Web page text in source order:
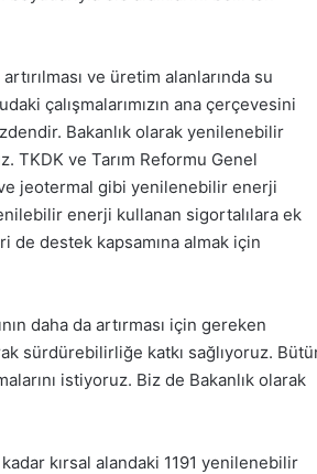
ve üretim alanlarında su
çalışmalarımızın ana çerçevesini
Bakanlık olarak yenilenebilir
TKDK ve Tarım Reformu Genel
jeotermal gibi yenilenebilir enerji
enerji kullanan sigortalılara ek
de destek kapsamına almak için
daha da artırması için gereken
sürdürebilirliğe katkı sağlıyoruz.
istiyoruz. Biz de Bakanlık olarak
kırsal alandaki 1191 yenilenebilir